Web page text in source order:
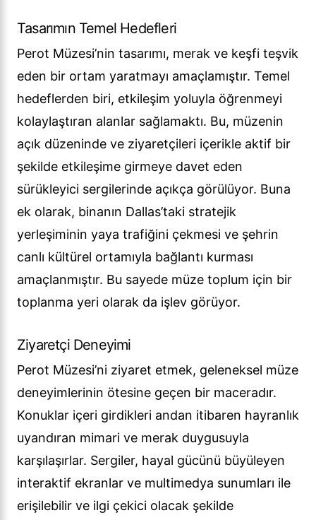
Tasarımın Temel Hedefleri
Perot Müzesi’nin tasarımı, merak ve keşfi teşvik
eden bir ortam yaratmayı amaçlamıştır. Temel
hedeflerden biri, etkileşim yoluyla öğrenmeyi
kolaylaştıran alanlar sağlamaktı. Bu, müzenin
açık düzeninde ve ziyaretçileri içerikle aktif bir
şekilde etkileşime girmeye davet eden
sürükleyici sergilerinde açıkça görülüyor. Buna
ek olarak, binanın Dallas’taki stratejik
yerleşiminin yaya trafiğini çekmesi ve şehrin
canlı kültürel ortamıyla bağlantı kurması
amaçlanmıştır. Bu sayede müze toplum için bir
toplanma yeri olarak da işlev görüyor.
Ziyaretçi Deneyimi
Perot Müzesi’ni ziyaret etmek, geleneksel müze
deneyimlerinin ötesine geçen bir maceradır.
Konuklar içeri girdikleri andan itibaren hayranlık
uyandıran mimari ve merak duygusuyla
karşılaşırlar. Sergiler, hayal gücünü büyüleyen
interaktif ekranlar ve multimedya sunumları ile
erişilebilir ve ilgi çekici olacak şekilde